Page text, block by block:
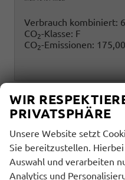
Verbrauch kombiniert:
CO2-Klasse: F
CO2-Emissionen:
WIR
PRIVATSPHÄRE
Unsere Website setzt
Sie bereitzustellen.
Auswahl und verarbeiten
Analytics und